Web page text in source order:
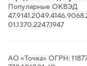
Популярные ОКВЭД
47.9141.2049.4146.90
01.1370.2247.1947
АО «Точка» ОГРН: